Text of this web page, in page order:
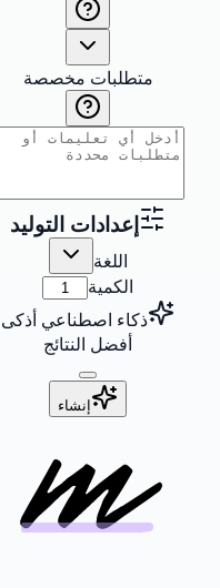
متطلبات مخصصة
إعدادات التوليد
اللغة
الكمية
ذكاء اصطناعي أذكى
أفضل النتائج
إنشاء